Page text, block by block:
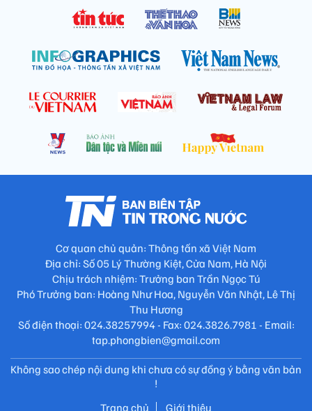
Cơ quan chủ quản: Thông tấn xã Việt Nam
Địa chỉ: Số 05 Lý Thường Kiệt, Cửa Nam, Hà Nội
Chịu trách nhiệm: Trưởng ban Trần Ngọc Tú
Phó Trưởng ban: Hoàng Như Hoa, Nguyễn Văn Nhật, Lê Thị
Thu Hương
Số điện thoại: 024.38257994 - Fax: 024.3826.7981 - Email:
tap.phongbien@gmail.com
Không sao chép nội dung khi chưa có sự đồng ý bằng văn bản
!
Trang chủ
Giới thiệu